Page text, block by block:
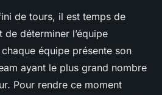
de tours, il est temps de
de déterminer l’équipe
équipe présente son
ayant le plus grand nombre
Pour rendre ce moment